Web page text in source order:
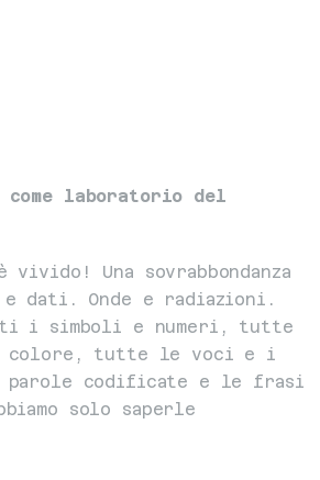
come laboratorio del
vivido! Una sovrabbondanza
dati. Onde e radiazioni.
i simboli e numeri, tutte
colore, tutte le voci e i
codificate e le frasi
solo saperle